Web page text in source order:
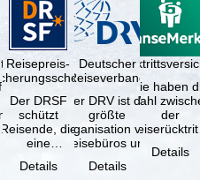
Reisepreis-
Der DRSF
schützt
Reisende, die
eine
oder
Details
Deutscher
Reiseverband
Der DRV ist die
größte
Organisation von
Reisebüros und
Reiseveranstaltern
in …
Details
Sie haben
Wahl
der
(inklusive
Details